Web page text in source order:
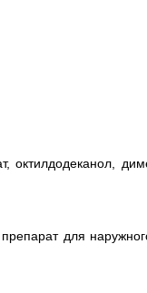
октилдодеканол,
для